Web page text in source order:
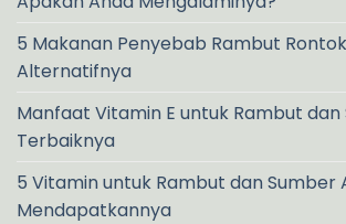
5 Makanan Penyebab Rambut
Alternatifnya
Manfaat Vitamin E untuk Rambut dan
Terbaiknya
5 Vitamin untuk Rambut dan Sumber
Mendapatkannya